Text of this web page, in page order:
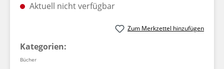
Aktuell nicht verfügbar
Zum Merkzettel hinzufügen
Kategorien:
Bücher